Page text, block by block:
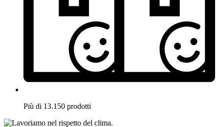
Più di 13.150 prodotti